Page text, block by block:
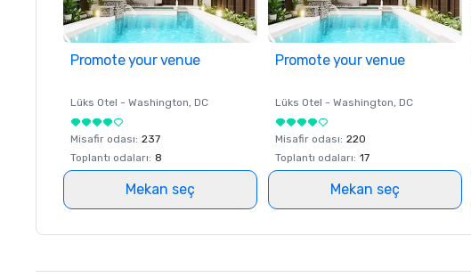
Promote your venue
Lüks Otel - Washington, DC
Misafir odası: 237
Toplantı odaları: 8
Mekan seç
Promote your venue
Lüks Otel - Washington, DC
Misafir odası: 220
Toplantı odaları: 17
Mekan seç